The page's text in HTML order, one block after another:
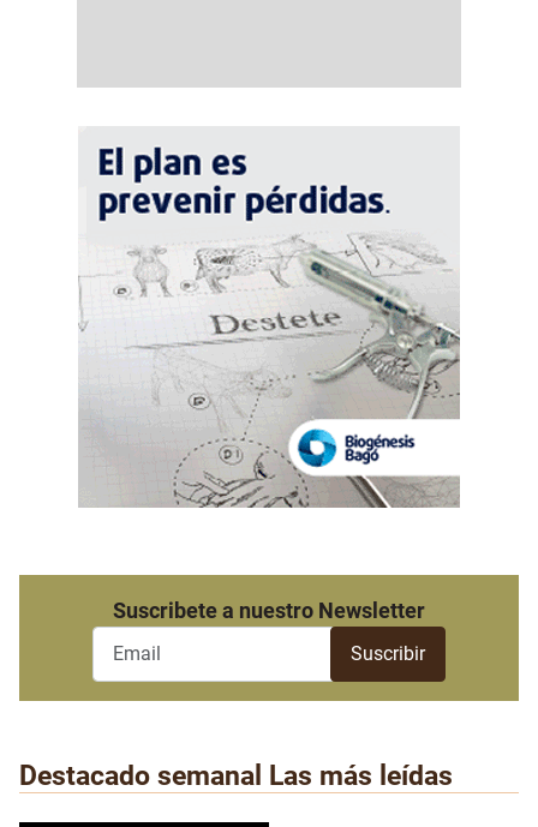
Suscribete a nuestro Newsletter
Destacado semanal Las más leídas